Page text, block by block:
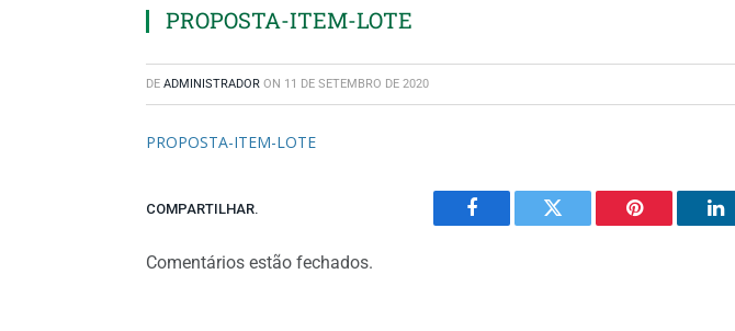
PROPOSTA-ITEM-LOTE
DE ADMINISTRADOR ON 11 DE SETEMBRO DE 2020
PROPOSTA-ITEM-LOTE
COMPARTILHAR.
Facebook Twitter Pinterest
Comentários estão fechados.